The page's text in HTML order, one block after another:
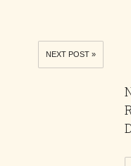
NEXT POST »